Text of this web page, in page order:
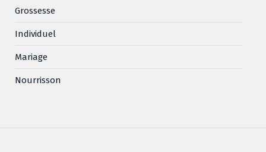
Grossesse
Individuel
Mariage
Nourrisson